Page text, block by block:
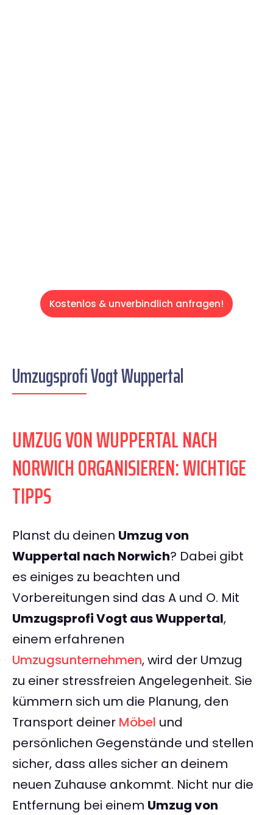
Kostenlos & unverbindlich anfragen!
Umzugsprofi Vogt Wuppertal
UMZUG VON WUPPERTAL NACH
NORWICH ORGANISIEREN: WICHTIGE
TIPPS
Planst du deinen Umzug von
Wuppertal nach Norwich? Dabei gibt
es einiges zu beachten und
Vorbereitungen sind das A und O. Mit
Umzugsprofi Vogt aus Wuppertal,
einem erfahrenen
Umzugsunternehmen, wird der Umzug
zu einer stressfreien Angelegenheit. Sie
kümmern sich um die Planung, den
Transport deiner Möbel und
persönlichen Gegenstände und stellen
sicher, dass alles sicher an deinem
neuen Zuhause ankommt. Nicht nur die
Entfernung bei einem Umzug von